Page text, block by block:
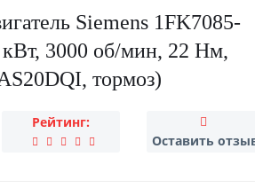
Siemens 1FK7085-
3000 об/мин, 22 Нм,
тормоз)
Рейтинг:
Оставить